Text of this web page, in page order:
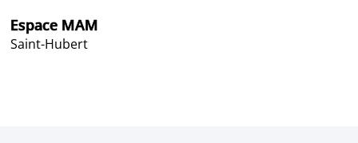
Espace MAM
Saint-Hubert